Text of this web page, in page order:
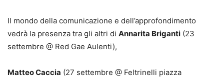
Il mondo della comunicazione e dell’approfondimento
vedrà la presenza tra gli altri di Annarita Briganti (23
settembre @ Red Gae Aulenti),
Matteo Caccia (27 settembre @ Feltrinelli piazza